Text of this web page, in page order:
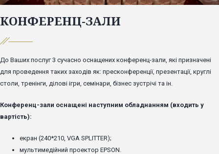
КОНФЕРЕНЦ-ЗАЛИ
До Ваших послуг 3 сучасно оснащених конференц-зали, які призначені
для проведення таких заходів як: пресконференції, презентації, круглі
столи, тренінги, ділові ігри, семінари, бізнес зустрічі та ін.
Конференц-зали оснащені наступним обладнанням (входить у
вартість):
екран (240*210, VGA SPLITTER);
мультимедійний проектор EPSON.